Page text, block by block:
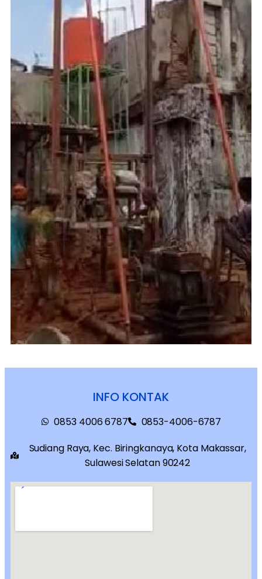
INFO KONTAK
0853 4006 6787
0853-4006-6787
Sudiang Raya, Kec. Biringkanaya, Kota Makassar,
Sulawesi Selatan 90242